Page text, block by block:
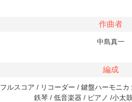
作曲者
中島真一
編成
フルスコア / リコーダー / 鍵盤ハーモニ
鉄琴 / 低音楽器 / ピアノ /小太